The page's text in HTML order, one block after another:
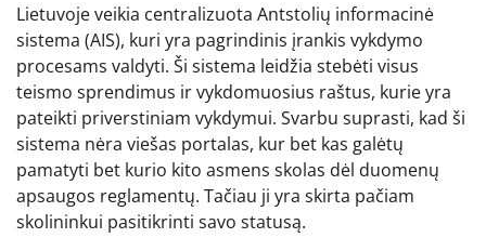
Lietuvoje veikia centralizuota Antstolių informacinė
sistema (AIS), kuri yra pagrindinis įrankis vykdymo
procesams valdyti. Ši sistema leidžia stebėti visus
teismo sprendimus ir vykdomuosius raštus, kurie yra
pateikti priverstiniam vykdymui. Svarbu suprasti, kad ši
sistema nėra viešas portalas, kur bet kas galėtų
pamatyti bet kurio kito asmens skolas dėl duomenų
apsaugos reglamentų. Tačiau ji yra skirta pačiam
skolininkui pasitikrinti savo statusą.